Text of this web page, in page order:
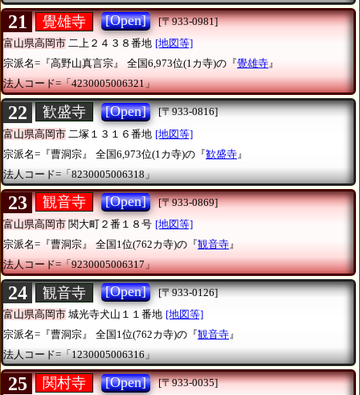
21 覺雄寺 [Open]
[〒933-0981]
富山県高岡市 二上２４３８番地 [地図等]
宗派名=『高野山真言宗』
全国6,973位(1カ寺)の『覺雄寺』
法人コード=「4230005006321」
22 歓盛寺 [Open]
[〒933-0816]
富山県高岡市 二塚１３１６番地 [地図等]
宗派名=『曹洞宗』
全国6,973位(1カ寺)の『歓盛寺 』
法人コード=「8230005006318」
23 観音寺 [Open]
[〒933-0869]
富山県高岡市 関大町２番１８号 [地図等]
宗派名=『曹洞宗』
全国1位(762カ寺)の『観音寺 』
法人コード=「9230005006317」
24 観音寺 [Open]
[〒933-0126]
富山県高岡市 城光寺犬山１１番地 [地図等]
宗派名=『曹洞宗』
全国1位(762カ寺)の『観音寺』
法人コード=「1230005006316」
25 関村寺 [Open]
[〒933-0035]